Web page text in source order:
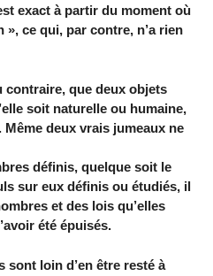
exact à partir du moment où
», ce qui, par contre, n’a rien
contraire, que deux objets
soit naturelle ou humaine,
deux vrais jumeaux ne
définis, quelque soit le
sur eux définis ou étudiés, il
et des lois qu’elles
été épuisés.
sont loin d’en être resté à